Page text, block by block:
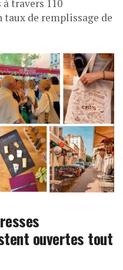
travers 110
de remplissage de
ouvertes tout